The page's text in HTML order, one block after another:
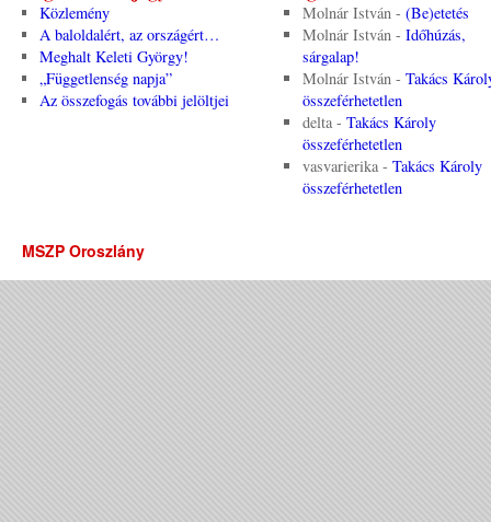
Közlemény
A baloldalért, az országért…
Meghalt Keleti György!
„Függetlenség napja”
Az összefogás további jelöltjei
Molnár István- (Be)etetés
Molnár István- Időhúzás,
sárgalap!
Molnár István- Takács
összeférhetetlen
delta- Takács Károly
összeférhetetlen
vasvarierika- Takács Károly
összeférhetetlen
MSZP Oroszlány